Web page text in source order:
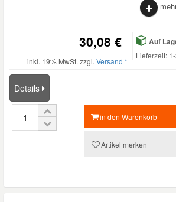
30,08 €
inkl. 19% MwSt. zzgl. Versand *
Auf
Lieferzeit:
Details
in den Warenkorb
Artikel merken
Nissan Ersatzteile
Porsche Ersatzteile
Skoda Ersatzteile